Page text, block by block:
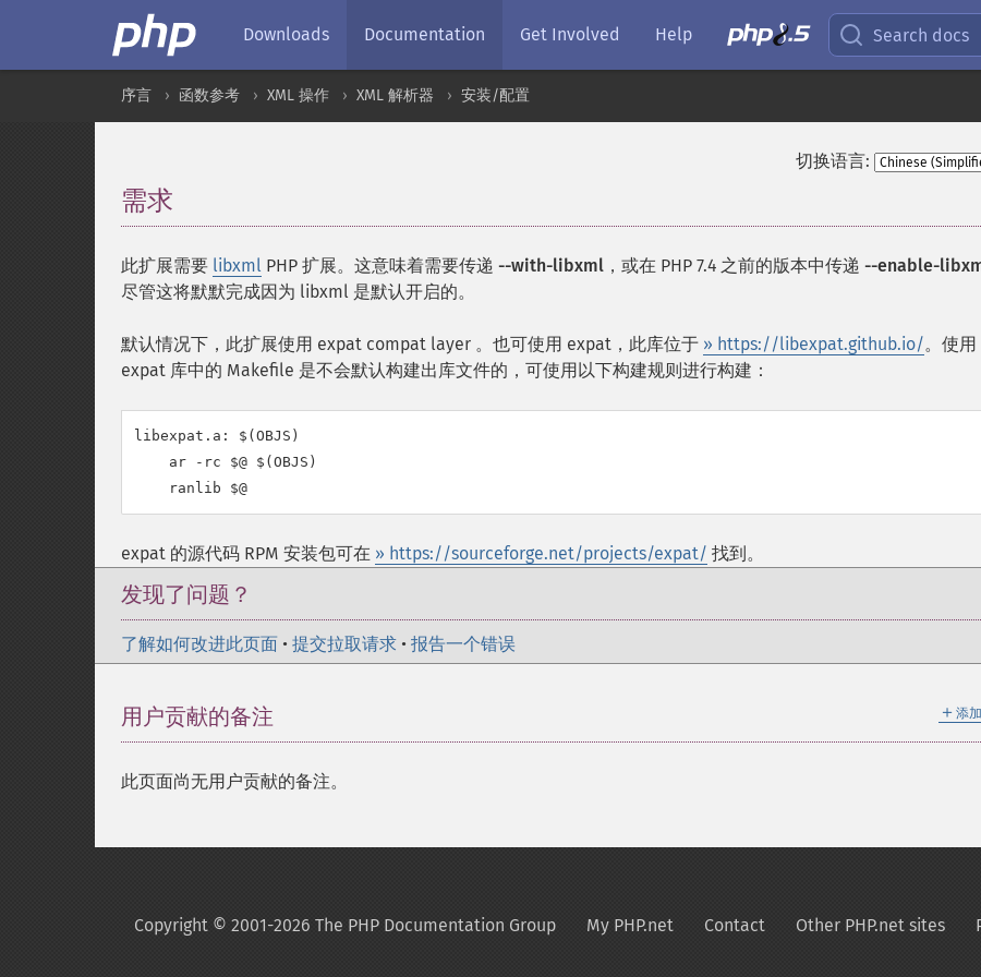
Downloads Documentation Get Involved Help Search docs
序言 函数参考 XML 操作 XML 解析器 安装/配置
切换语言:
需求
此扩展需要 libxml PHP 扩展。这意味着需要传递 --with-libxml ，或在 PHP 7.4 之前的版本中传递 --enable-
尽管这将默默完成因为 libxml 是默认开启的。
默认情况下，此扩展使用 expat compat layer 。也可使用 expat ，此库位于 » https://libexpat.github.io/。使用
expat 库中的 Makefile 是不会默认构建出库文件的，可使用以下构建规则进行构建：
libexpat.a: $(OBJS)
    ar -rc $@ $(OBJS)
    ranlib $@
expat 的源代码 RPM 安装包可在 » https://sourceforge.net/projects/expat/ 找到。
发现了问题？
了解如何改进此页面 • 提交拉取请求 • 报告一个错误
＋ 添
用户贡献的备注
此页面尚无用户贡献的备注。
Copyright © 2001-2026 The PHP Documentation Group My PHP.net Contact Other PHP.net sites